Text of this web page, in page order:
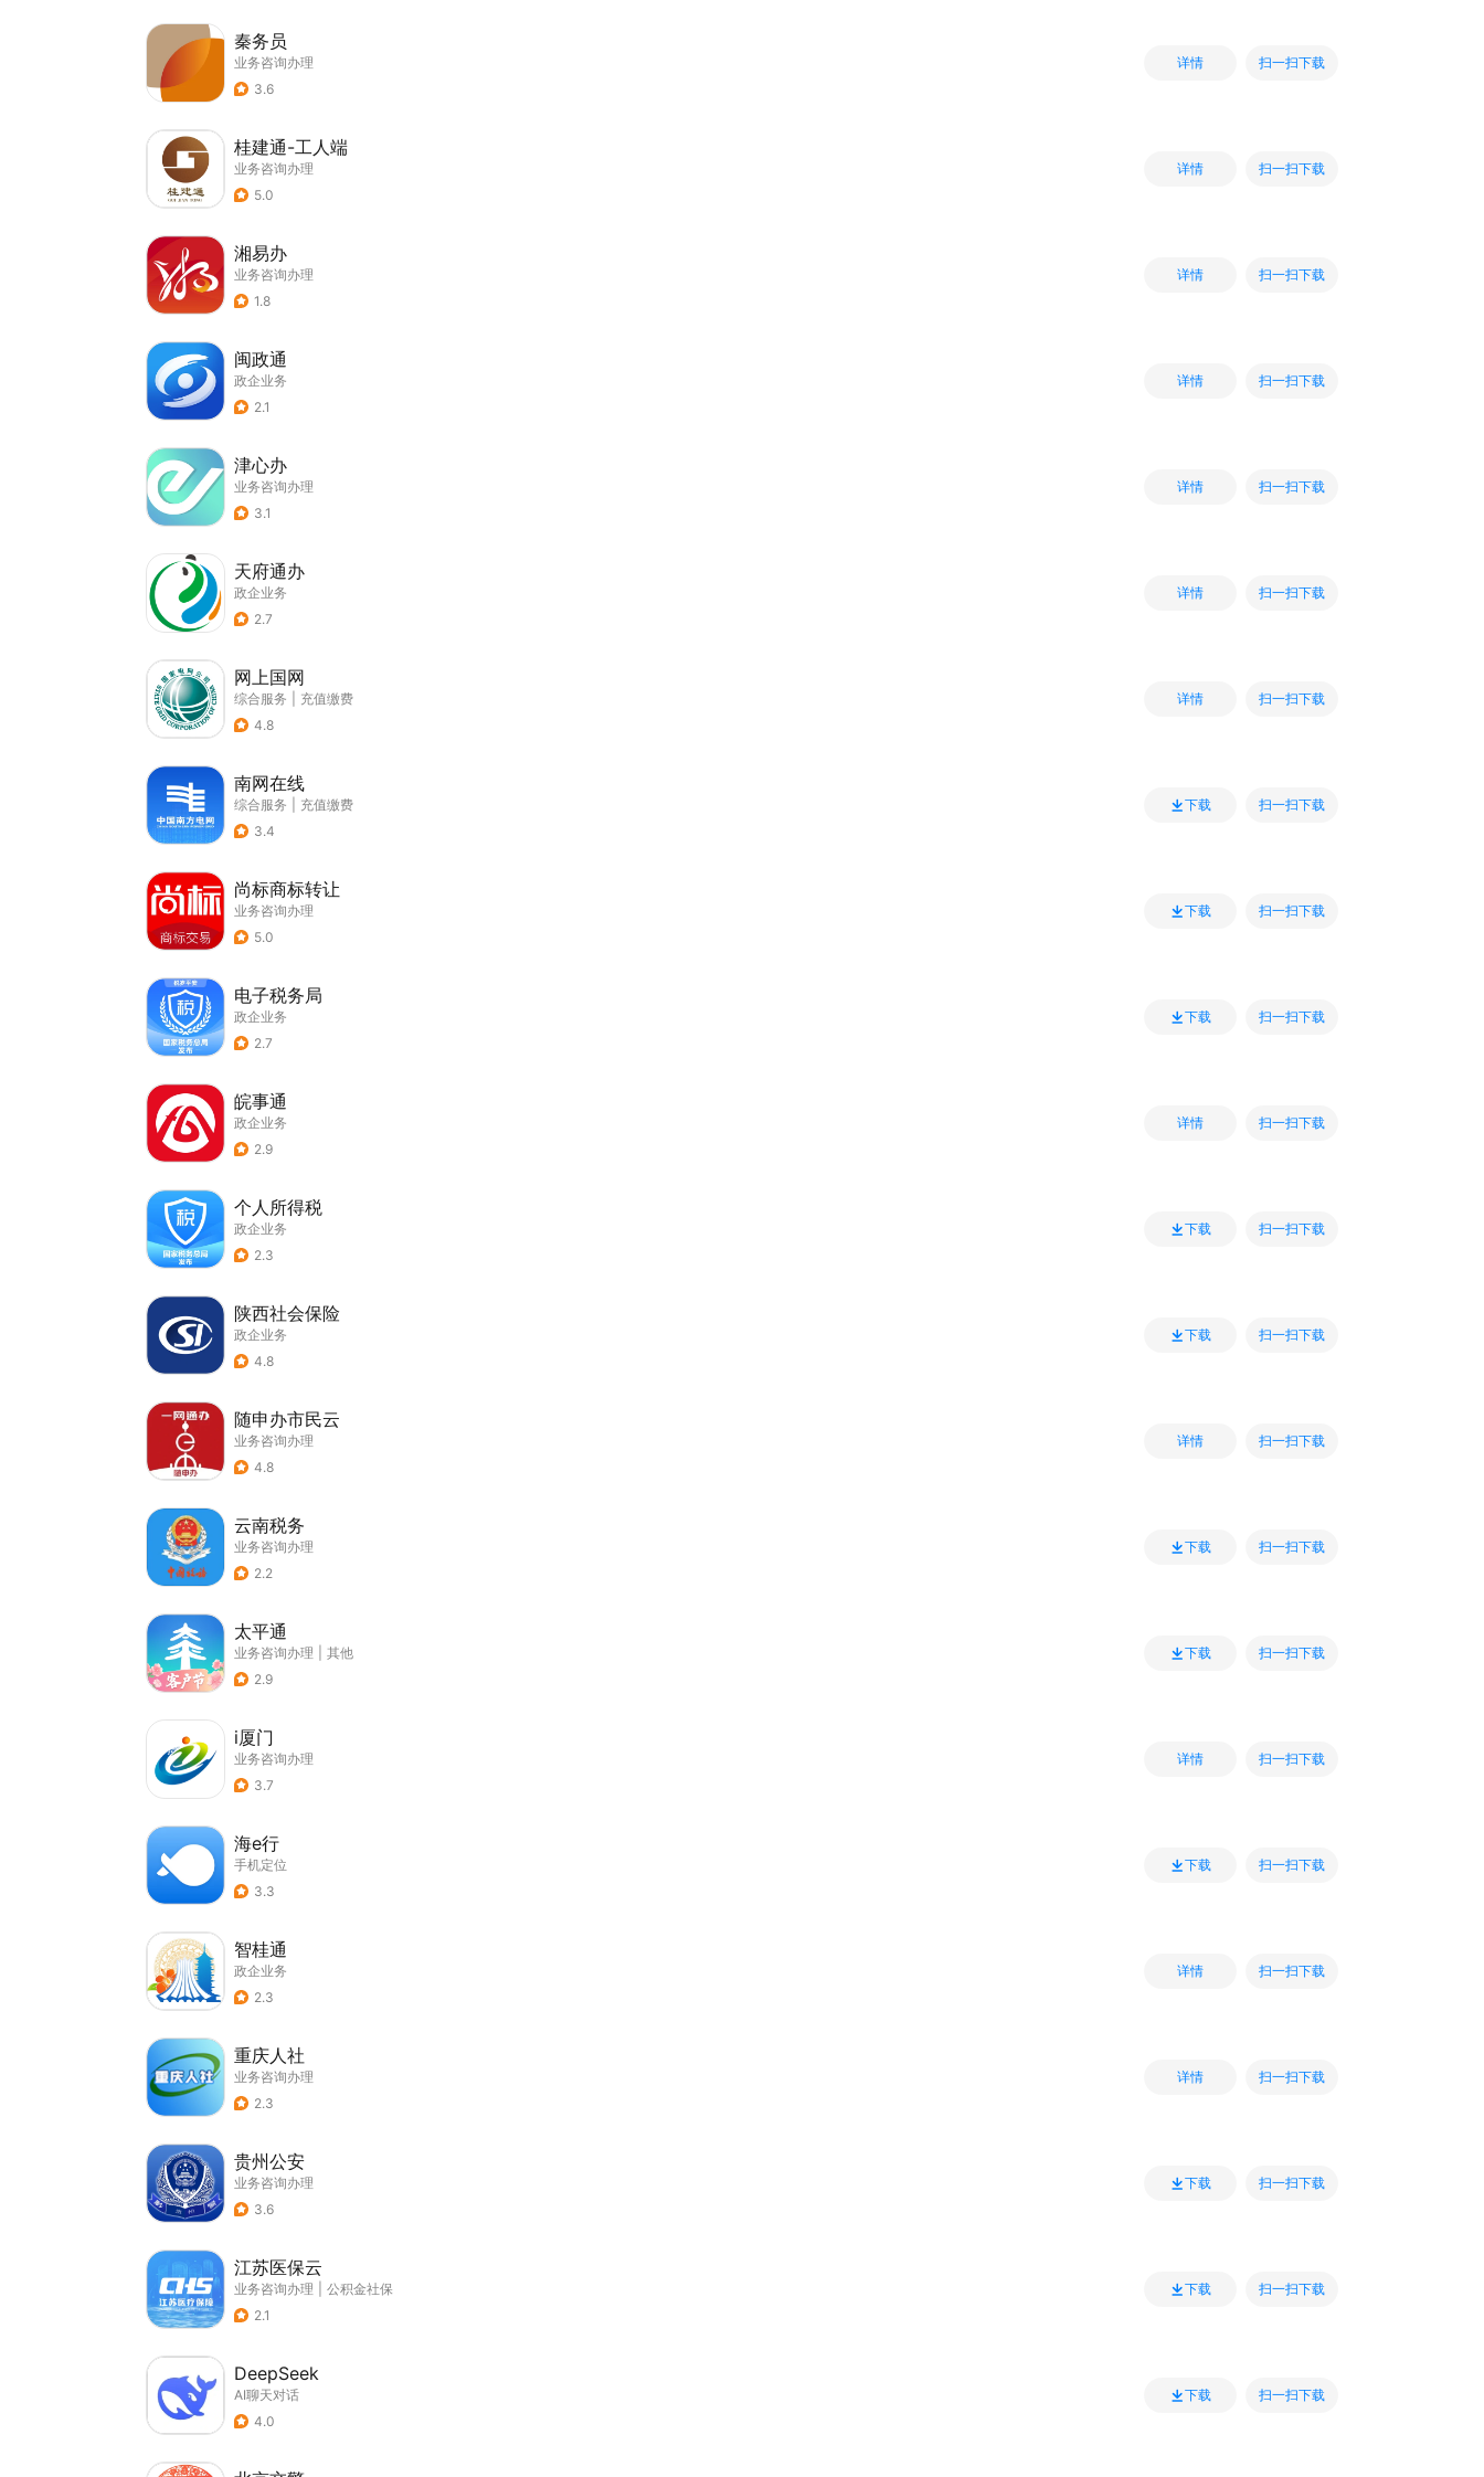
秦务员
业务咨询办理
3.6
详情 扫一扫下载
桂建通-工人端
业务咨询办理
5.0
详情 扫一扫下载
湘易办
业务咨询办理
1.8
详情 扫一扫下载
闽政通
政企业务
2.1
详情 扫一扫下载
津心办
业务咨询办理
3.1
详情 扫一扫下载
天府通办
政企业务
2.7
详情 扫一扫下载
网上国网
综合服务
充值缴费
4.8
详情 扫一扫下载
南网在线
综合服务
充值缴费
3.4
下载 扫一扫下载
尚标商标转让
业务咨询办理
5.0
下载 扫一扫下载
电子税务局
政企业务
2.7
下载 扫一扫下载
皖事通
政企业务
2.9
详情 扫一扫下载
个人所得税
政企业务
2.3
下载 扫一扫下载
陕西社会保险
政企业务
4.8
下载 扫一扫下载
随申办市民云
业务咨询办理
4.8
详情 扫一扫下载
云南税务
业务咨询办理
2.2
下载 扫一扫下载
太平通
业务咨询办理
其他
2.9
下载 扫一扫下载
i厦门
业务咨询办理
3.7
详情 扫一扫下载
海e行
手机定位
3.3
下载 扫一扫下载
智桂通
政企业务
2.3
详情 扫一扫下载
重庆人社
业务咨询办理
2.3
详情 扫一扫下载
贵州公安
业务咨询办理
3.6
下载 扫一扫下载
江苏医保云
业务咨询办理
公积金社保
2.1
下载 扫一扫下载
DeepSeek
AI聊天对话
4.0
下载 扫一扫下载